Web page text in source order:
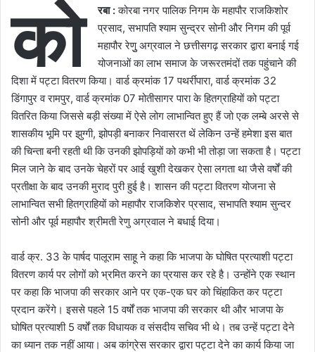
को रबा :कोरबा नगर पालिक निगम के महापौर राजकिशोर
प्रसाद, सभापति श्याम सुन्द्रर सोनी और निगम की पूर्व
महापौर रेणुु अग्रवाल ने छत्तीसगढ़ सरकार द्वारा बनाई गई
योजनाओं का लाभ समाज के जरूरतमंदों तक पहुंचाने की
दिशा में पट्टा वितरण किया। वार्ड क्रमांक 17 पथर्रीपारा, वार्ड क्रमांक 32
डिंगापुर व रामपुर, वार्ड क्रमांक 07 मोतीसागर पारा के हितग्राहियों को पट्टा
वितरित किया जिससे बड़ी संख्या में ऐसे लोग लाभान्वित हुए हैं जो एक लम्बे अरसे से
शासकीय भूमि पर झुग्गी, झोपड़ी बनाकर निवासरत थें लेकिन उन्हें हमेशा इस बात
की चिन्ता बनी रहती थी कि उनकी झोपड़ियों को कभी भी तोड़ा जा सकता है। पट्टा
मिल जाने के बाद उनके चेहरों पर आई खुशी देखकर ऐसा लगता था जैसे वर्षों की
प्रतीक्षा के बाद उनकी मुराद पुरी हुई है। शासन की पट्टा वितरण योजना से
लाभान्वित सभी हितग्राहियों को महापौर राजकिशेर प्रसाद, सभापति श्याम सुन्दर
सोनी और पूर्व महापौर श्रीमती रेणु अग्रवाल ने बधाई दिया।
वार्ड क्र. 33 के पार्षद पालूराम साहू ने कहा कि भाजपा के घोषित प्रत्याशी पट्टा
वितरण कार्य पर लोगों को भ्रमित करने का प्रयास कर रहे है। उन्होंने एक स्थान
पर कहा कि भाजपा की सरकार आने पर एक-एक घर को चिंहाकित कर पट्टा
प्रदान करेंगे। इससे पहले 15 वर्षों तक भाजपा की सरकार थी और भाजपा के
घोषित प्रत्याशी 5 वर्षों तक विधायक व संसदीय सचिव भी थे। तब उन्हें पट्टा देने
का ध्यान तक नहीं आया। अब कांग्रेस सरकार द्वारा पट्टा देने का कार्य किया जा